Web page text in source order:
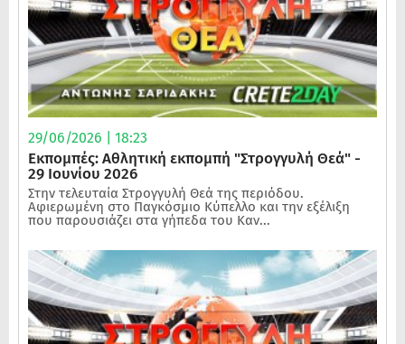
29/06/2026 | 18:23
Εκπομπές: Αθλητική εκπομπή "Στρογγυλή Θεά" -
29 Ιουνίου 2026
Στην τελευταία Στρογγυλή Θεά της περιόδου.
Αφιερωμένη στο Παγκόσμιο Κύπελλο και την εξέλιξη
που παρουσιάζει στα γήπεδα του Καν...